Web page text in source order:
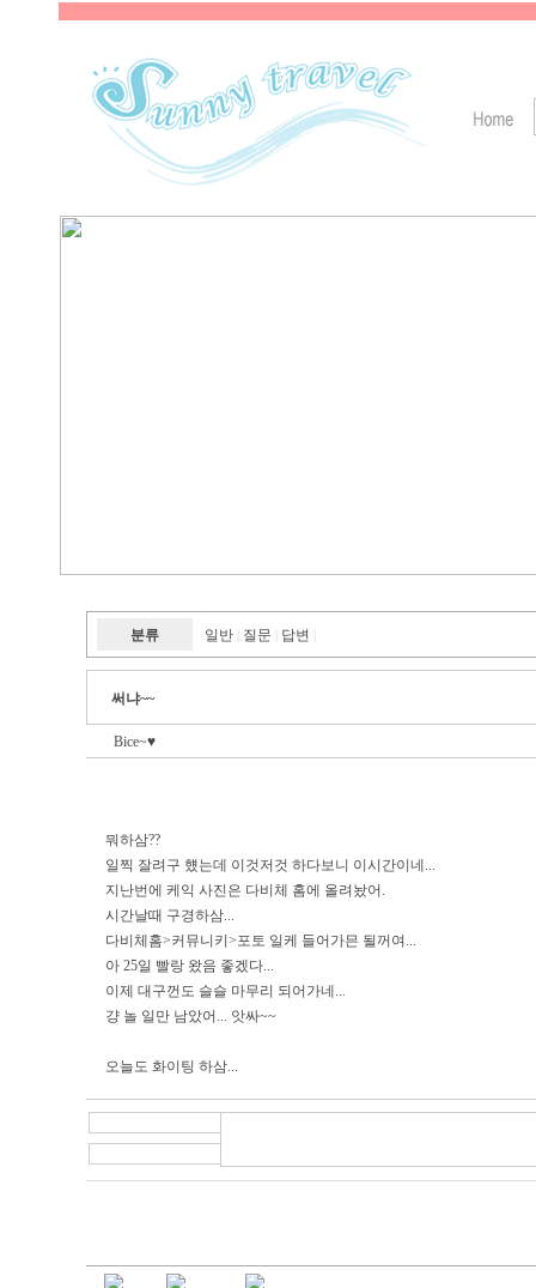
분류 일반 질문 답변
써냐~~
Bice~♥
뭐하삼??
일찍 잘려구 헀는데 이것저것 하다보니 이시간이네...
지난번에 케익 사진은 다비체 홈에 올려놨어.
시간날때 구경하삼...
다비체홈>커뮤니키>포토 일케 들어가믄 될꺼여...
아 25일 빨랑 왔음 좋겠다...
이제 대구껀도 슬슬 마무리 되어가네...
걍 놀 일만 남았어... 앗싸~~
오늘도 화이팅 하삼...